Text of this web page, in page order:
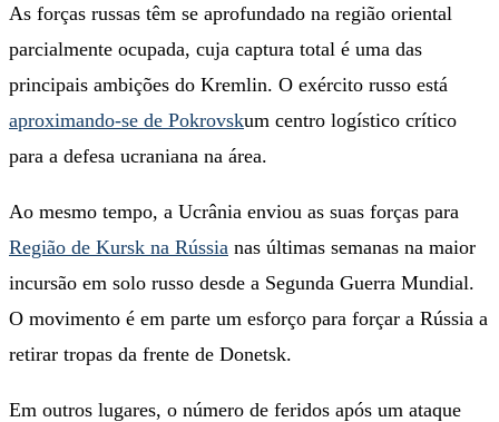
As forças russas têm se aprofundado na região oriental
parcialmente ocupada, cuja captura total é uma das
principais ambições do Kremlin. O exército russo está
aproximando-se de Pokrovskum centro logístico crítico
para a defesa ucraniana na área.
Ao mesmo tempo, a Ucrânia enviou as suas forças para
Região de Kursk na Rússia nas últimas semanas na maior
incursão em solo russo desde a Segunda Guerra Mundial.
O movimento é em parte um esforço para forçar a Rússia a
retirar tropas da frente de Donetsk.
Em outros lugares, o número de feridos após um ataque